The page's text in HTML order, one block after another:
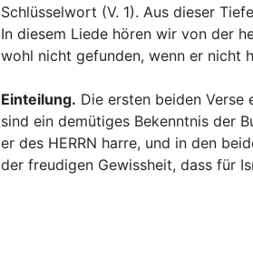
Schlüsselwort (V. 1). Aus dieser
In diesem Liede hören wir von der
wohl nicht gefunden, wenn er nicht
Einteilung. Die ersten beiden Verse
sind ein demütiges Bekenntnis der
er des HERRN harre, und in den
der freudigen Gewissheit, dass für